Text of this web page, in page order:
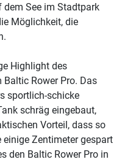
dem See im Stadtpark
Möglichkeit, die
Highlight des
Rower Pro. Das
sportlich-schicke
schräg eingebaut,
Vorteil, dass so
einige Zentimeter gespart
den Baltic Rower Pro in